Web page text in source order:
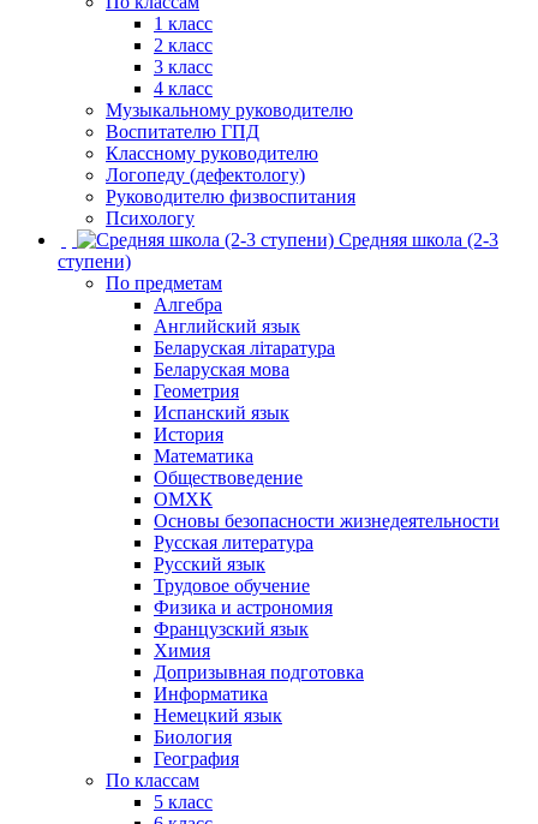
1 класс
2 класс
3 класс
4 класс
Музыкальному руководителю
Воспитателю ГПД
Классному руководителю
Логопеду (дефектологу)
Руководителю физвоспитания
Психологу
Средняя школа (2-3
ступени)
По предметам
Алгебра
Английский язык
Беларуская літаратура
Беларуская мова
Геометрия
Испанский язык
История
Математика
Обществоведение
ОМХК
Основы безопасности жизнедеятельности
Русская литература
Русский язык
Трудовое обучение
Физика и астрономия
Французский язык
Химия
Допризывная подготовка
Информатика
Немецкий язык
Биология
География
По классам
5 класс